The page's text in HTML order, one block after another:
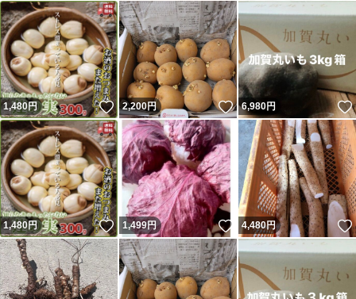
1,480円 いいね！
2,200円 いいね！
6,980円
1,480円 いいね！
1,499円 いいね！
4,480円